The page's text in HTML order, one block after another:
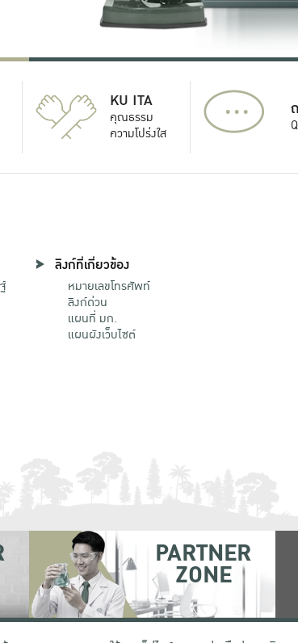
KU ITA
คุณธรรม
ความโปร่งใส
...
ลิงก์ที่เกี่ยวข้อง
หมายเลขโทรศัพท์
ลิงก์ด่วน
แผนที่ มก.
แผนผังเว็บไซต์
PARTNER
ZONE